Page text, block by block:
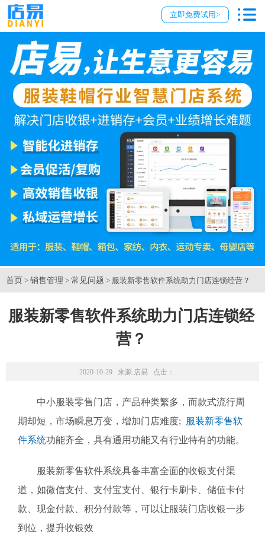
立即免费试用>
首页 > 销售管理 > 常见问题 > 服装新零售软件系统助力门店连锁经营？
服装新零售软件系统助力门店连锁经
营？
2020-10-29 来源:店易 点击：
中小服装零售门店，产品种类繁多，而款式流行周
期却短，市场瞬息万变，增加门店难度;
服装新零售软
件系统功能齐全，具有通用功能又有行业特有的功能。
服装新零售软件系统具备丰富全面的收银支付渠
道，如微信支付、支付宝支付、银行卡刷卡、储值卡付
款、现金付款、积分付款等，可以让服装门店收银一步
到位，提升收银效